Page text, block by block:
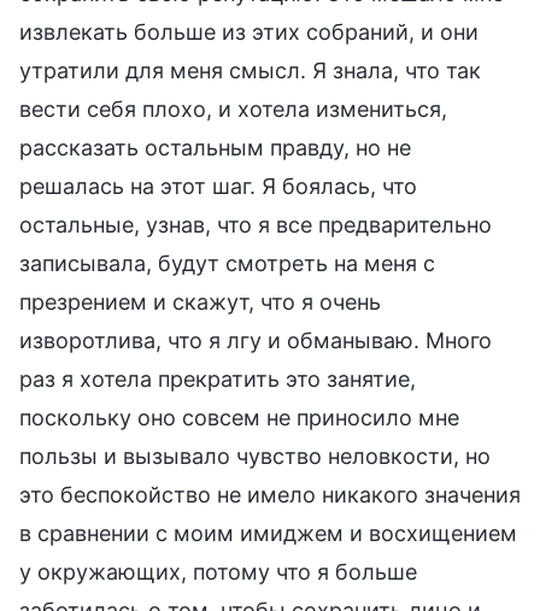
извлекать больше из этих собраний, и они
утратили для меня смысл. Я знала, что так
вести себя плохо, и хотела измениться,
рассказать остальным правду, но не
решалась на этот шаг. Я боялась, что
остальные, узнав, что я все предварительно
записывала, будут смотреть на меня с
презрением и скажут, что я очень
изворотлива, что я лгу и обманываю. Много
раз я хотела прекратить это занятие,
поскольку оно совсем не приносило мне
пользы и вызывало чувство неловкости, но
это беспокойство не имело никакого значения
в сравнении с моим имиджем и восхищением
у окружающих, потому что я больше